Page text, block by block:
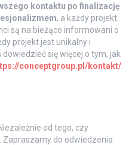
kontaktu po finalizację
, a każdy projekt
są na bieżąco informowani o
projekt jest unikalny i
się więcej o tym, jak
conceptgroup.pl/kontakt/.
od tego, czy
do odwiedzenia